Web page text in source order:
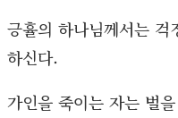
긍휼의 하나님께서는 걱
하신다.
가인을 죽이는 자는 벌